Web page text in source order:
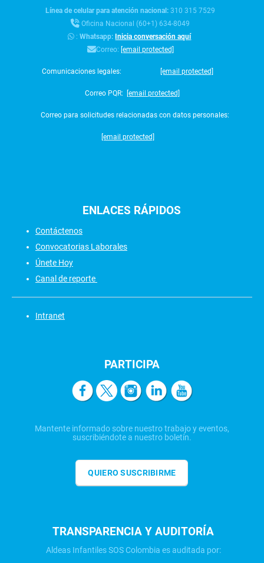
Línea de celular para atención nacional:310 315 7529
Oficina Nacional (60+1) 634-8049
:Whatsapp:Inicia conversación aquí
Correo: [email protected]
Comunicaciones legales: [email protected]
Correo PQR: [email protected]
Correo para solicitudes relacionadas con datos personales:
[email protected]
ENLACES RÁPIDOS
Contáctenos
Convocatorias Laborales
Únete Hoy
Canal de reporte
Intranet
PARTICIPA
Mantente informado sobre nuestro trabajo y eventos,
suscribiéndote a nuestro boletín.
QUIERO SUSCRIBIRME
TRANSPARENCIA Y AUDITORÍA
Aldeas Infantiles SOS Colombia es auditada por: